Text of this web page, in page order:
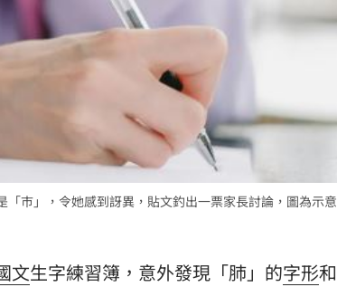
巿」，令她感到訝異，貼文釣出一票家長討論，圖為示意
文生字練習簿，意外發現「肺」的字形和